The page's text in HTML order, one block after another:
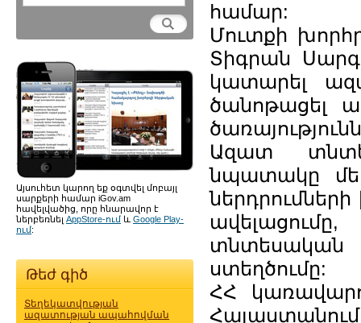
Այսուհետ կարող եք օգտվել մոբայլ
սարքերի համար iGov.am
հավելվածից, որը հնարավոր է
ներբեռնել AppStore-ում և Google Play-
ում:
Թեժ գիծ
Տեղեկատվության
ազատության ապահովման
համար:
Մուտքի
Տիգրան
կատարել
ծանոթացել
Ազատ
նպատակը
ստեղծումը:
ՀՀ